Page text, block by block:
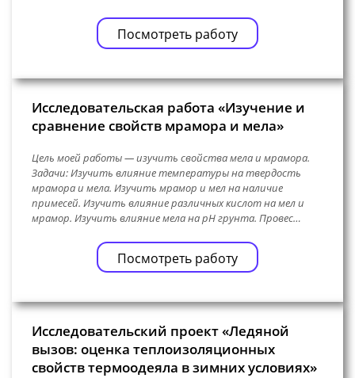
Посмотреть работу
Исследовательская работа «Изучение и
сравнение свойств мрамора и мела»
Цель моей работы — изучить свойства мела и мрамора.
Задачи: Изучить влияние температуры на твердость
мрамора и мела. Изучить мрамор и мел на наличие
примесей. Изучить влияние различных кислот на мел и
мрамор. Изучить влияние мела на pH грунта. Провес…
Посмотреть работу
Исследовательский проект «Ледяной
вызов: оценка теплоизоляционных
свойств термоодеяла в зимних условиях»